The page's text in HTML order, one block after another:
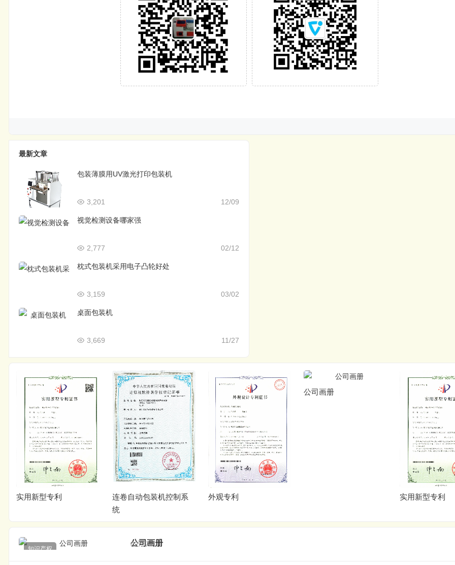
最新文章
包装薄膜用UV激光打印包装机
12/09
3,201
视觉检测设备哪家强
02/12
2,777
枕式包装机采用电子凸轮好处
03/02
3,159
桌面包装机
11/27
3,669
连卷自动包装机控制系
外观专利
连卷自动包装机
知识产权
公司画册
02/27